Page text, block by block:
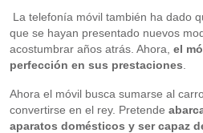
La telefonía móvil también ha dado
que se hayan presentado nuevos
acostumbrar años atrás. Ahora, el
perfección en sus prestaciones
Ahora el móvil busca sumarse al
convertirse en el rey. Pretende
aparatos domésticos y ser capaz